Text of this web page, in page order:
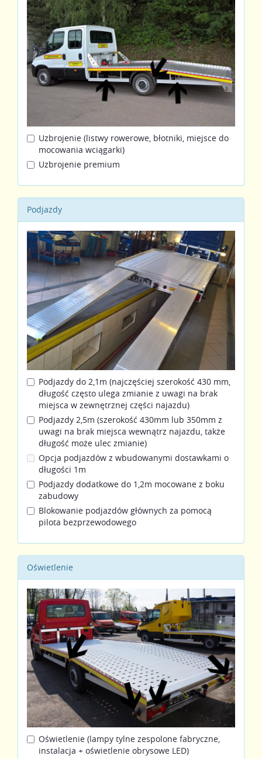
Uzbrojenie (listwy rowerowe, błotniki, miejsce do
mocowania wciągarki)
Uzbrojenie premium
Podjazdy
Podjazdy do 2,1m (najczęściej szerokość 430 mm,
długość często ulega zmianie z uwagi na brak
miejsca w zewnętrznej części najazdu)
Podjazdy 2,5m (szerokość 430mm lub 350mm z
uwagi na brak miejsca wewnątrz najazdu, także
długość może ulec zmianie)
Opcja podjazdów z wbudowanymi dostawkami o
długości 1m
Podjazdy dodatkowe do 1,2m mocowane z boku
zabudowy
Blokowanie podjazdów głównych za pomocą
pilota bezprzewodowego
Oświetlenie
Oświetlenie (lampy tylne zespolone fabryczne,
instalacja + oświetlenie obrysowe LED)